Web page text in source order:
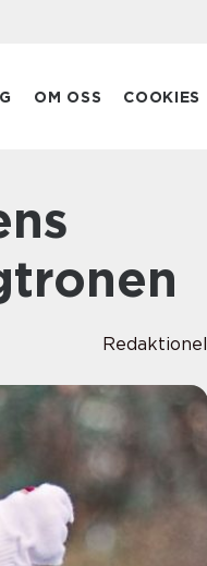
OM OSS COOKIES
Redaktionel